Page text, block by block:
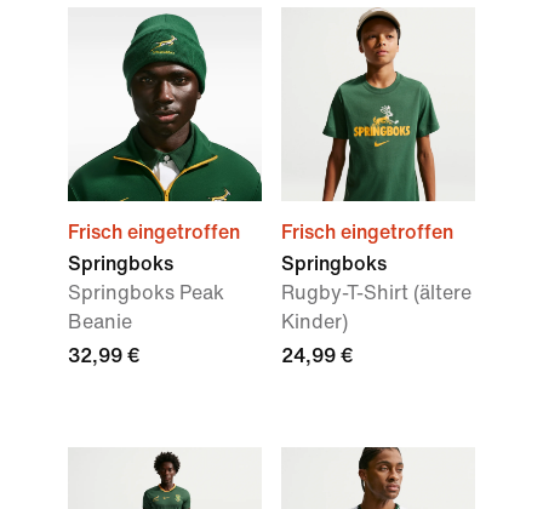
Frisch eingetroffen
Springboks
Springboks Peak
Beanie
32,99 €
Frisch eingetroffen
Springboks
Rugby-T-Shirt (ältere
Kinder)
24,99 €